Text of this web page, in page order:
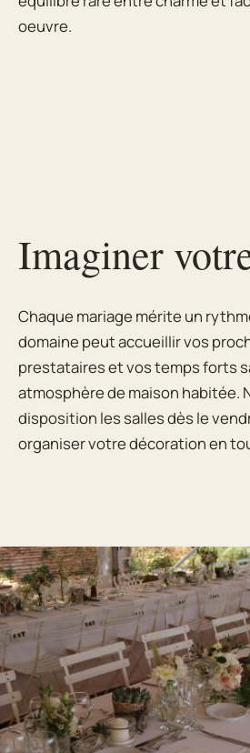
oeuvre.
Imaginer
Chaque mariage mérite un
domaine peut accueillir vos
prestataires et vos temps forts
atmosphère de maison habitée.
disposition les salles dès le
organiser votre décoration en